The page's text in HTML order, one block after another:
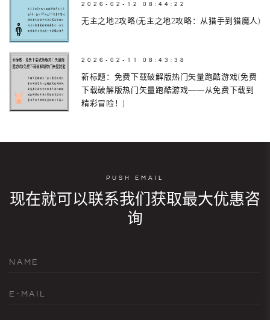
2026-02-12 08:44:22
无主之地2攻略(无主之地2攻略：从猎手到猎魔人)
2026-02-11 08:43:38
新标题：免费下载破解版热门矢量跑酷游戏(免费
下载破解版热门矢量跑酷游戏——从免费下载到
精彩冒险！)
PUSH EMAIL
现在就可以联系我们获取最大优惠咨
询
NAME
E-MAIL